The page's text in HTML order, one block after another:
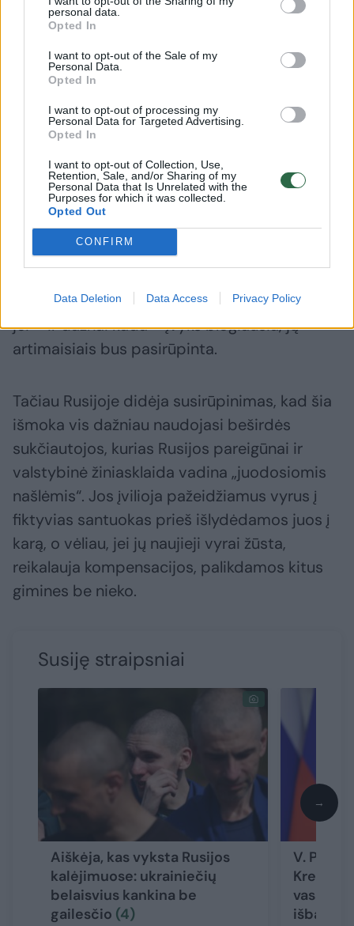
personal data.
Opted In
I want to opt-out of the Sale of my
Personal Data.
Opted In
I want to opt-out of processing my
Personal Data for Targeted Advertising.
Opted In
I want to opt-out of Collection, Use,
Retention, Sale, and/or Sharing of my
Personal Data that Is Unrelated with the
Purposes for which it was collected.
Opted Out
CONFIRM
Data Deletion Data Access Privacy Policy
Kai Rusijos karys žūsta mūšyje, jo artimiausi
giminaičiai gauna vienkartines išmokas iš
kariuomenės, prasidedančias nuo 5 milijonų
kompensaciją, skirtą užtikrinti šauktinius, kad
jei – ir dažnai kada – įvyks blogiausia, jų
artimaisiais bus pasirūpinta.
Tačiau Rusijoje didėja susirūpinimas, kad šia
išmoka vis dažniau naudojasi beširdės
sukčiautojos, kurias Rusijos pareigūnai ir
valstybinė žiniasklaida vadina „juodosiomis
našlėmis“. Jos įvilioja pažeidžiamus vyrus į
fiktyvias santuokas prieš išlydėdamos juos į
karą, o vėliau, jei jų naujieji vyrai žūsta,
reikalauja kompensacijos, palikdamos kitus
gimines be nieko.
Susiję straipsniai
Aiškėja, kas vyksta Rusijos
kalėjimuose: ukrainiečių
belaisvius kankina be
gailesčio (4)
V.
vasara
→